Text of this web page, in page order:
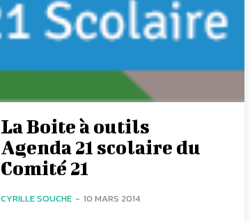
La Boite à outils
Agenda 21 scolaire du
Comité 21
CYRILLE SOUCHE - 10 MARS 2014